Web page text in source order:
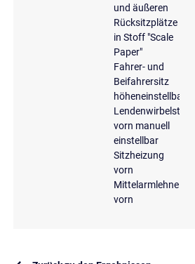
und äußeren
Rücksitzplätze
in Stoff "Scale
Paper"
Fahrer- und
Beifahrersitz
höheneinstellbar
Lendenwirbelstütze
vorn manuell
einstellbar
Sitzheizung
vorn
Mittelarmlehne
vorn